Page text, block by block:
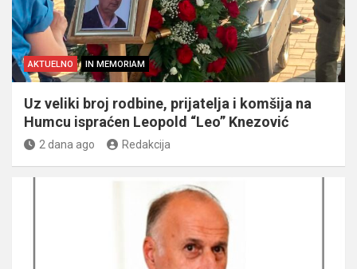
AKTUELNO IN MEMORIAM
Uz veliki broj rodbine, prijatelja i komšija na
Humcu ispraćen Leopold “Leo” Knezović
2 dana ago Redakcija